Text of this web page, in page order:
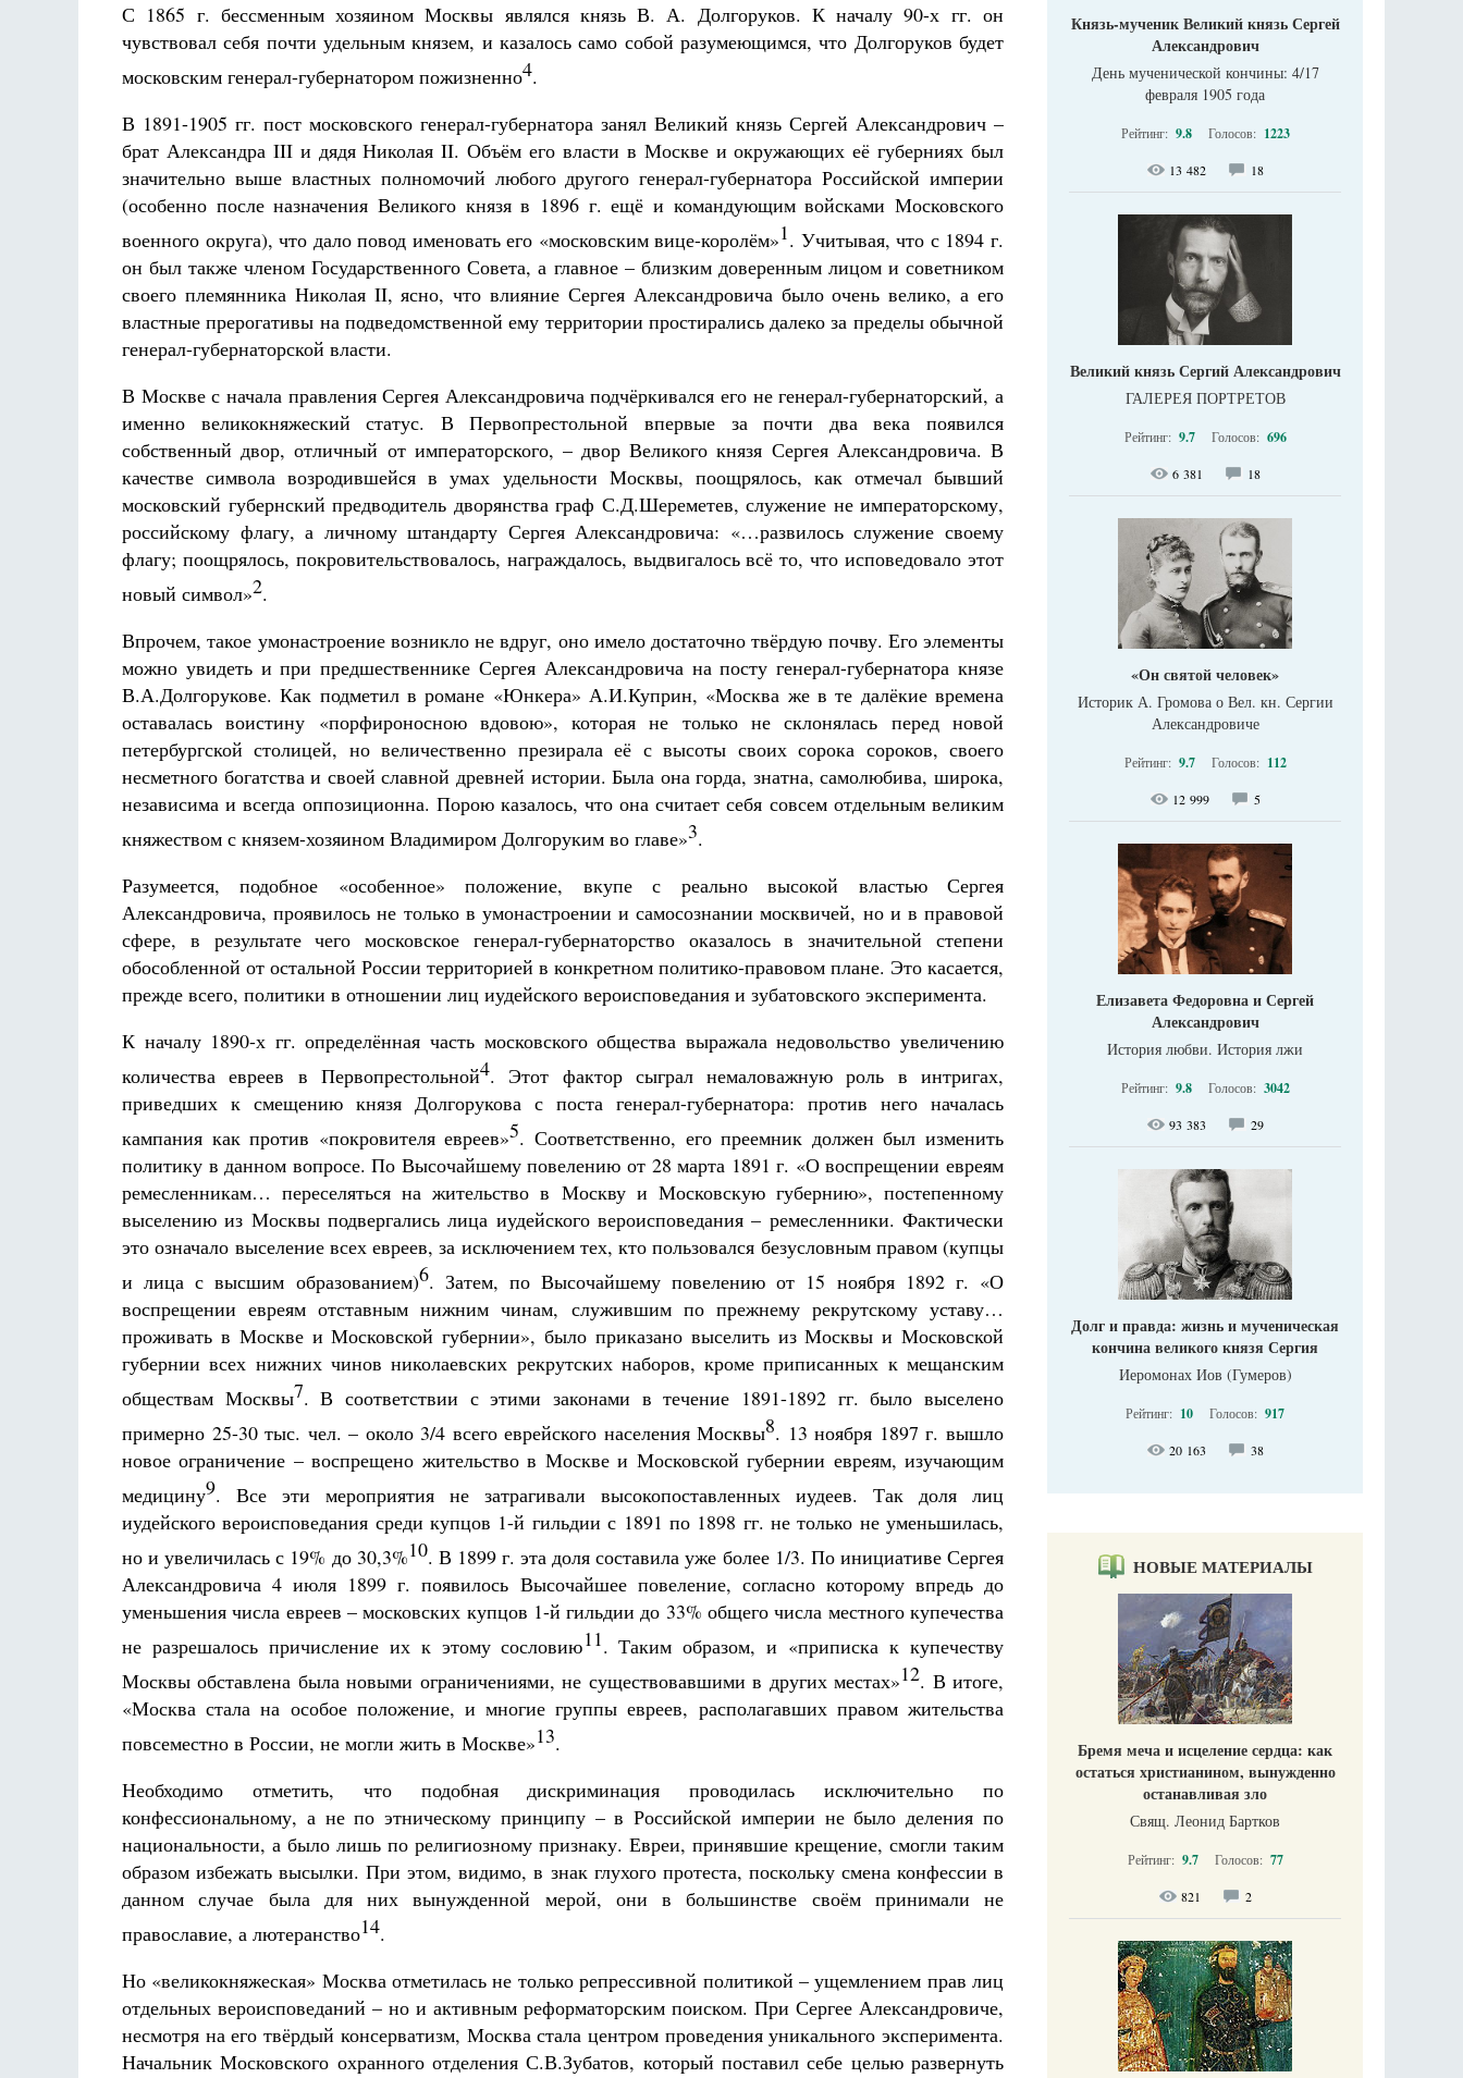
С 1865 г. бессменным хозяином Москвы являлся князь В. А. Долгоруков. К началу 90-х гг. он
чувствовал себя почти удельным князем, и казалось само собой разумеющимся, что Долгоруков будет
московским генерал-губернатором пожизненно4.
В 1891-1905 гг. пост московского генерал-губернатора занял Великий князь Сергей Александрович –
брат Александра III и дядя Николая II. Объём его власти в Москве и окружающих её губерниях был
значительно выше властных полномочий любого другого генерал-губернатора Российской империи
(особенно после назначения Великого князя в 1896 г. ещё и командующим войсками Московского
военного округа), что дало повод именовать его «московским вице-королём»1. Учитывая, что с 1894 г.
он был также членом Государственного Совета, а главное – близким доверенным лицом и советником
своего племянника Николая II, ясно, что влияние Сергея Александровича было очень велико, а его
властные прерогативы на подведомственной ему территории простирались далеко за пределы обычной
генерал-губернаторской власти.
В Москве с начала правления Сергея Александровича подчёркивался его не генерал-губернаторский, а
именно великокняжеский статус. В Первопрестольной впервые за почти два века появился
собственный двор, отличный от императорского, – двор Великого князя Сергея Александровича. В
качестве символа возродившейся в умах удельности Москвы, поощрялось, как отмечал бывший
московский губернский предводитель дворянства граф С.Д.Шереметев, служение не императорскому,
российскому флагу, а личному штандарту Сергея Александровича: «…развилось служение своему
флагу; поощрялось, покровительствовалось, награждалось, выдвигалось всё то, что исповедовало этот
новый символ»2.
Впрочем, такое умонастроение возникло не вдруг, оно имело достаточно твёрдую почву. Его элементы
можно увидеть и при предшественнике Сергея Александровича на посту генерал-губернатора князе
В.А.Долгорукове. Как подметил в романе «Юнкера» А.И.Куприн, «Москва же в те далёкие времена
оставалась воистину «порфироносною вдовою», которая не только не склонялась перед новой
петербургской столицей, но величественно презирала её с высоты своих сорока сороков, своего
несметного богатства и своей славной древней истории. Была она горда, знатна, самолюбива, широка,
независима и всегда оппозиционна. Порою казалось, что она считает себя совсем отдельным великим
княжеством с князем-хозяином Владимиром Долгоруким во главе»3.
Разумеется, подобное «особенное» положение, вкупе с реально высокой властью Сергея
Александровича, проявилось не только в умонастроении и самосознании москвичей, но и в правовой
сфере, в результате чего московское генерал-губернаторство оказалось в значительной степени
обособленной от остальной России территорией в конкретном политико-правовом плане. Это касается,
прежде всего, политики в отношении лиц иудейского вероисповедания и зубатовского эксперимента.
К началу 1890-х гг. определённая часть московского общества выражала недовольство увеличению
количества евреев в Первопрестольной4. Этот фактор сыграл немаловажную роль в интригах,
приведших к смещению князя Долгорукова с поста генерал-губернатора: против него началась
кампания как против «покровителя евреев»5. Соответственно, его преемник должен был изменить
политику в данном вопросе. По Высочайшему повелению от 28 марта 1891 г. «О воспрещении евреям
ремесленникам… переселяться на жительство в Москву и Московскую губернию», постепенному
выселению из Москвы подвергались лица иудейского вероисповедания – ремесленники. Фактически
это означало выселение всех евреев, за исключением тех, кто пользовался безусловным правом (купцы
и лица с высшим образованием)6. Затем, по Высочайшему повелению от 15 ноября 1892 г. «О
воспрещении евреям отставным нижним чинам, служившим по прежнему рекрутскому уставу…
проживать в Москве и Московской губернии», было приказано выселить из Москвы и Московской
губернии всех нижних чинов николаевских рекрутских наборов, кроме приписанных к мещанским
обществам Москвы7. В соответствии с этими законами в течение 1891-1892 гг. было выселено
примерно 25-30 тыс. чел. – около 3/4 всего еврейского населения Москвы8. 13 ноября 1897 г. вышло
новое ограничение – воспрещено жительство в Москве и Московской губернии евреям, изучающим
медицину9. Все эти мероприятия не затрагивали высокопоставленных иудеев. Так доля лиц
иудейского вероисповедания среди купцов 1-й гильдии с 1891 по 1898 гг. не только не уменьшилась,
но и увеличилась с 19% до 30,3%10. В 1899 г. эта доля составила уже более 1/3. По инициативе Сергея
Александровича 4 июля 1899 г. появилось Высочайшее повеление, согласно которому впредь до
уменьшения числа евреев – московских купцов 1-й гильдии до 33% общего числа местного купечества
не разрешалось причисление их к этому сословию11. Таким образом, и «приписка к купечеству
Москвы обставлена была новыми ограничениями, не существовавшими в других местах»12. В итоге,
«Москва стала на особое положение, и многие группы евреев, располагавших правом жительства
повсеместно в России, не могли жить в Москве»13.
Необходимо отметить, что подобная дискриминация проводилась исключительно по
конфессиональному, а не по этническому принципу – в Российской империи не было деления по
национальности, а было лишь по религиозному признаку. Евреи, принявшие крещение, смогли таким
образом избежать высылки. При этом, видимо, в знак глухого протеста, поскольку смена конфессии в
данном случае была для них вынужденной мерой, они в большинстве своём принимали не
православие, а лютеранство14.
Но «великокняжеская» Москва отметилась не только репрессивной политикой – ущемлением прав лиц
отдельных вероисповеданий – но и активным реформаторским поиском. При Сергее Александровиче,
несмотря на его твёрдый консерватизм, Москва стала центром проведения уникального эксперимента.
Начальник Московского охранного отделения С.В.Зубатов, который поставил себе целью развернуть
Князь-мученик Великий князь Сергей
Александрович
День мученической кончины: 4/17
февраля 1905 года
Рейтинг: 9.8 Голосов: 1223
13 482 18
Великий князь Сергий Александрович
ГАЛЕРЕЯ ПОРТРЕТОВ
Рейтинг: 9.7 Голосов: 696
6 381 18
«Он святой человек»
Историк А. Громова о Вел. кн. Сергии
Александровиче
Рейтинг: 9.7 Голосов: 112
12 999 5
Елизавета Федоровна и Сергей
Александрович
История любви. История лжи
Рейтинг: 9.8 Голосов: 3042
93 383 29
Долг и правда: жизнь и мученическая
кончина великого князя Сергия
Иеромонах Иов (Гумеров)
Рейтинг: 10 Голосов: 917
20 163 38
НОВЫЕ МАТЕРИАЛЫ
Бремя меча и исцеление сердца: как
остаться христианином, вынужденно
останавливая зло
Свящ. Леонид Бартков
Рейтинг: 9.7 Голосов: 77
821 2